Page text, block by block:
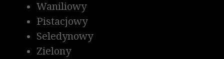
Waniliowy
Pistacjowy
Seledynowy
Zielony